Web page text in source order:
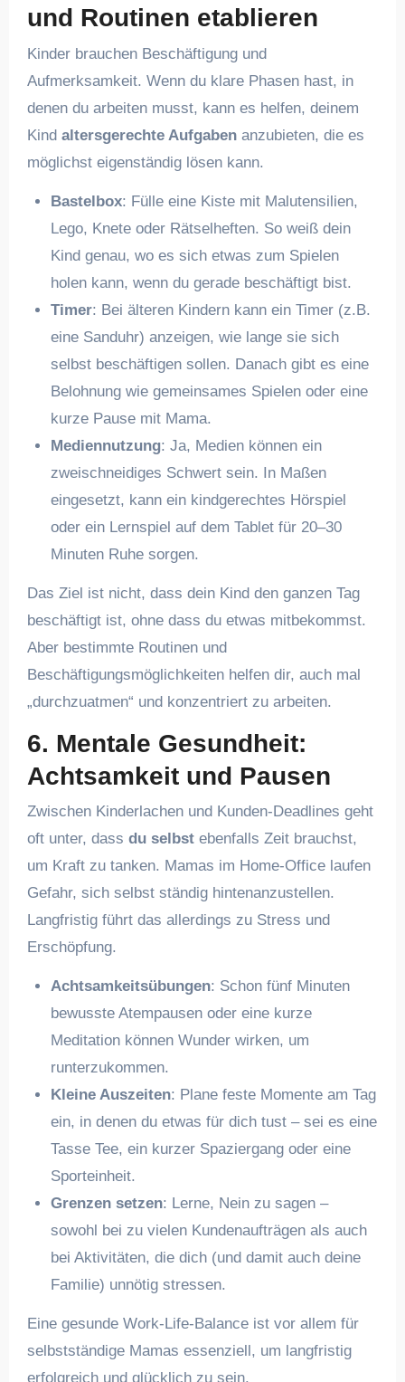
und Routinen etablieren
Kinder brauchen Beschäftigung und
Aufmerksamkeit. Wenn du klare Phasen hast, in
denen du arbeiten musst, kann es helfen, deinem
Kind altersgerechte Aufgabenanzubieten, die es
möglichst eigenständig lösen kann.
Bastelbox: Fülle eine Kiste mit Malutensilien,
Lego, Knete oder Rätselheften. So weiß dein
Kind genau, wo es sich etwas zum Spielen
holen kann, wenn du gerade beschäftigt bist.
Timer: Bei älteren Kindern kann ein Timer (z.B.
eine Sanduhr) anzeigen, wie lange sie sich
selbst beschäftigen sollen. Danach gibt es eine
Belohnung wie gemeinsames Spielen oder eine
kurze Pause mit Mama.
Mediennutzung: Ja, Medien können ein
zweischneidiges Schwert sein. In Maßen
eingesetzt, kann ein kindgerechtes Hörspiel
oder ein Lernspiel auf dem Tablet für 20–30
Minuten Ruhe sorgen.
Das Ziel ist nicht, dass dein Kind den ganzen Tag
beschäftigt ist, ohne dass du etwas mitbekommst.
Aber bestimmte Routinen und
Beschäftigungsmöglichkeiten helfen dir, auch mal
„durchzuatmen“ und konzentriert zu arbeiten.
6. Mentale Gesundheit:
Achtsamkeit und Pausen
Zwischen Kinderlachen und Kunden-Deadlines geht
oft unter, dass du selbstebenfalls Zeit brauchst,
um Kraft zu tanken. Mamas im Home-Office laufen
Gefahr, sich selbst ständig hintenanzustellen.
Langfristig führt das allerdings zu Stress und
Erschöpfung.
Achtsamkeitsübungen: Schon fünf Minuten
bewusste Atempausen oder eine kurze
Meditation können Wunder wirken, um
runterzukommen.
Kleine Auszeiten: Plane feste Momente am Tag
ein, in denen du etwas für dich tust – sei es eine
Tasse Tee, ein kurzer Spaziergang oder eine
Sporteinheit.
Grenzen setzen: Lerne, Nein zu sagen –
sowohl bei zu vielen Kundenaufträgen als auch
bei Aktivitäten, die dich (und damit auch deine
Familie) unnötig stressen.
Eine gesunde Work-Life-Balance ist vor allem für
selbstständige Mamas essenziell, um langfristig
erfolgreich und glücklich zu sein.